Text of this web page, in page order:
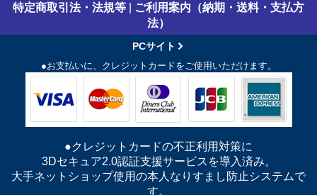
特定商取引法・法規等
ご利用案内（納期・送料・支払方
法）
PCサイト
●お支払いに、クレジットカードをご使用いただけます。
●クレジットカードの不正利用対策に
3Dセキュア2.0認証支援サービスを導入済み。
大手ネットショップ使用の本人なりすまし防止システムで
す。